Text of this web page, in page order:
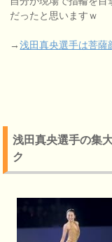
だったと思いますｗ
→浅田真央選手は菩薩
浅田真央選手の集
ク